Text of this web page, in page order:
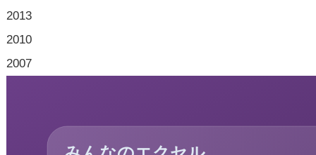
2013
2010
2007